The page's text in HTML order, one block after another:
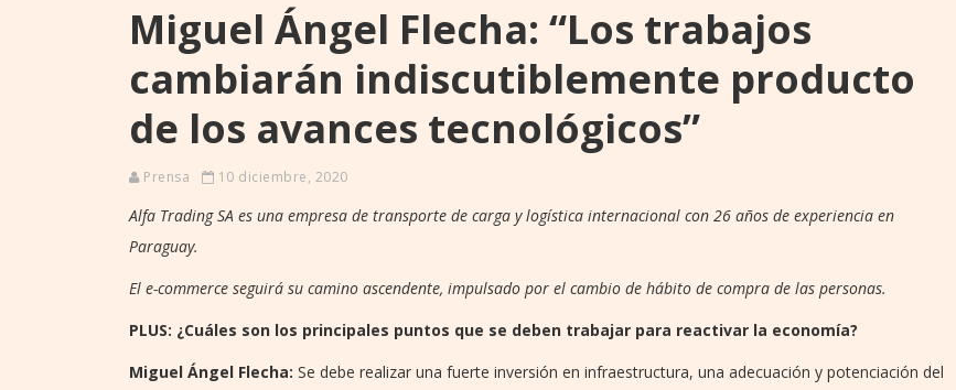
Miguel Ángel Flecha: “Los trabajos
cambiarán indiscutiblemente producto
de los avances tecnológicos”
Prensa 10 diciembre, 2020
Alfa Trading SA es una empresa de transporte de carga y logística internacional con 26 años de experiencia en
Paraguay.
El e-commerce seguirá su camino ascendente, impulsado por el cambio de hábito de compra de las personas.
PLUS: ¿Cuáles son los principales puntos que se deben trabajar para reactivar la economía?
Miguel Ángel Flecha: Se debe realizar una fuerte inversión en infraestructura, una adecuación y potenciación del